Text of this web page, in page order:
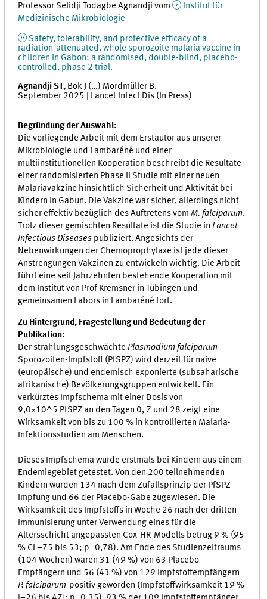
Professor Selidji Todagbe Agnandji vom
Institut für
Medizinische Mikrobiologie
Safety, tolerability, and protective efficacy of a
radiation-attenuated, whole sporozoite malaria vaccine in
children in Gabon: a randomised, double-blind, placebo-
controlled, phase 2 trial.
Agnandji ST, Bok J (…) Mordmüller B.
September 2025 | Lancet Infect Dis (In Press)
Begründung der Auswahl:
Die vorliegende Arbeit mit dem Erstautor aus unserer
Mikrobiologie und Lambaréné und einer
multiinstitutionellen Kooperation beschreibt die Resultate
einer randomisierten Phase II Studie mit einer neuen
Malariavakzine hinsichtlich Sicherheit und Aktivität bei
Kindern in Gabun. Die Vakzine war sicher, allerdings nicht
sicher effektiv bezüglich des Auftretens vomM. falciparum.
Trotz dieser gemischten Resultate ist die Studie inLancet
Infectious Diseases publiziert. Angesichts der
Nebenwirkungen der Chemoprophylaxe ist jede dieser
Anstrengungen Vakzinen zu entwickeln wichtig. Die Arbeit
führt eine seit Jahrzehnten bestehende Kooperation mit
dem Institut von Prof Kremsner in Tübingen und
gemeinsamen Labors in Lambaréné fort.
Zu Hintergrund, Fragestellung und Bedeutung der
Publikation:
Der strahlungsgeschwächtePlasmodium falciparum-
Sporozoiten-Impfstoff (PfSPZ) wird derzeit für naive
(europäische) und endemisch exponierte (subsaharische
afrikanische) Bevölkerungsgruppen entwickelt. Ein
verkürztes Impfschema mit einer Dosis von
9,0×10^5 PfSPZ an den Tagen 0, 7 und 28 zeigt eine
Wirksamkeit von bis zu 100 % in kontrollierten Malaria-
Infektionsstudien am Menschen.
Dieses Impfschema wurde erstmals bei Kindern aus einem
Endemiegebiet getestet. Von den 200 teilnehmenden
Kindern wurden 134 nach dem Zufallsprinzip der PfSPZ-
Impfung und 66 der Placebo-Gabe zugewiesen. Die
Wirksamkeit des Impfstoffs in Woche 26 nach der dritten
Immunisierung unter Verwendung eines für die
Altersschicht angepassten Cox-HR-Modells betrug 9 % (95
% CI −75 bis 53; p=0,78). Am Ende des Studienzeitraums
(104 Wochen) waren 31 (49 %) von 63 Placebo-
Empfängern und 56 (43 %) von 129 Impfstoffempfängern
P. falciparum-positiv geworden (Impfstoffwirksamkeit 19 %